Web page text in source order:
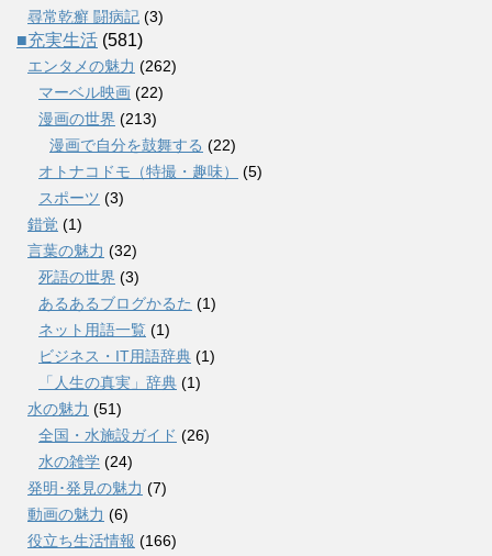
尋常乾癬 闘病記 (3)
■充実生活 (581)
エンタメの魅力 (262)
マーベル映画 (22)
漫画の世界 (213)
漫画で自分を鼓舞する (22)
オトナコドモ（特撮・趣味）
(5)
スポーツ (3)
錯覚 (1)
言葉の魅力 (32)
死語の世界 (3)
あるあるブログかるた (1)
ネット用語一覧 (1)
ビジネス・IT用語辞典 (1)
「人生の真実」辞典 (1)
水の魅力 (51)
全国・水施設ガイド (26)
水の雑学 (24)
発明･発見の魅力 (7)
動画の魅力 (6)
役立ち生活情報 (166)